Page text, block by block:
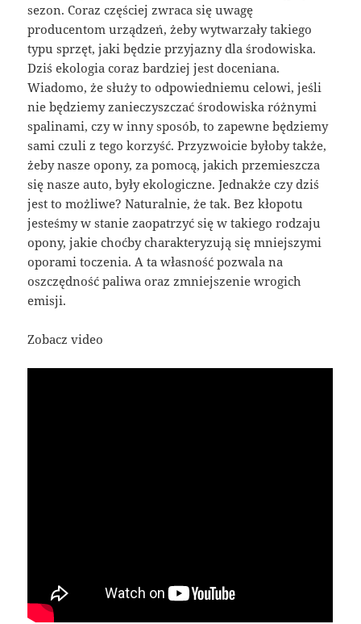
sezon. Coraz częściej zwraca się uwagę
producentom urządzeń, żeby wytwarzały takiego
typu sprzęt, jaki będzie przyjazny dla środowiska.
Dziś ekologia coraz bardziej jest doceniana.
Wiadomo, że służy to odpowiedniemu celowi, jeśli
nie będziemy zanieczyszczać środowiska różnymi
spalinami, czy w inny sposób, to zapewne będziemy
sami czuli z tego korzyść. Przyzwoicie byłoby także,
żeby nasze opony, za pomocą, jakich przemieszcza
się nasze auto, były ekologiczne. Jednakże czy dziś
jest to możliwe? Naturalnie, że tak. Bez kłopotu
jesteśmy w stanie zaopatrzyć się w takiego rodzaju
opony, jakie choćby charakteryzują się mniejszymi
oporami toczenia. A ta własność pozwala na
oszczędność paliwa oraz zmniejszenie wrogich
emisji.
Zobacz video